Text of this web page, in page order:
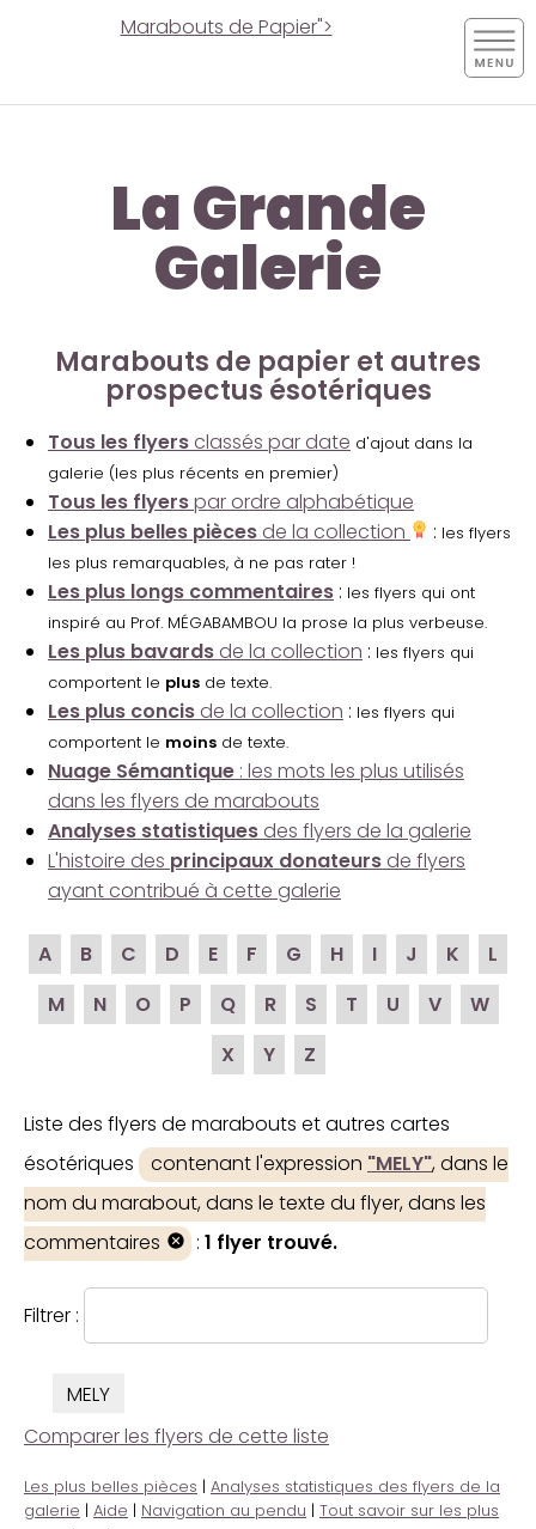
Marabouts de Papier">
La Grande
Galerie
Marabouts de papier et autres
prospectus ésotériques
Tous les flyers classés par date d'ajout dans la
galerie (les plus récents en premier)
Tous les flyerspar ordre alphabétique
Les plus belles pièces de la collection : les flyers
les plus remarquables, à ne pas rater !
Les plus longs commentaires : les flyers qui ont
inspiré au Prof. MÉGABAMBOU la prose la plus verbeuse.
Les plus bavards de la collection : les flyers qui
comportent le plus de texte.
Les plus concis de la collection : les flyers qui
comportent le moins de texte.
Nuage Sémantique : les mots les plus utilisés
dans les flyers de marabouts
Analyses statistiques des flyers de la galerie
L'histoire des principaux donateurs de flyers
ayant contribué à cette galerie
A B C D E F G H I J K
L
M
N O P Q R S T U V
W
X
Y Z
Liste des flyers de marabouts et autres cartes
ésotériques
contenant l'expression "MELY", dans le
nom du marabout, dans le texte du flyer, dans les
commentaires
: 1 flyer trouvé.
Filtrer :
MELY
Comparer les flyers de cette liste
Les plus belles pièces | Analyses statistiques des flyers de la
galerie | Aide | Navigation au pendu | Tout savoir sur les plus